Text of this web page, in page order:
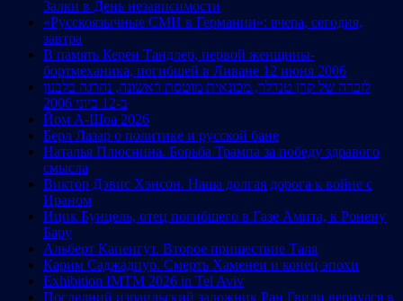
Залки в День независимости
«Русскоязычные СМИ в Германии»: вчера, сегодня,
завтра
В память Керен Тандлер, первой женщины-
бортмеханика, погибшей в Ливане 12 июня 2006
לזכרה של קרן טנדלר, מכונאית מוטסת ראשונה, נהרגה בלבנון
ב-12 ביוני 2006
Йом А-Шоа 2026
Берл Лазар о политике и русской бане
Наталья Плюснина. Борьба Трампа за победу здравого
смысла
Виктор Дэвис Хэнсон. Наша долгая дорога к войне с
Ираном
Ицик Бунцель, отец погибшего в Газе Амита, к Ронену
Бару
Альберт Капенгут. Второе пришествие Таля
Карим Саджадпур. Смерть Хаменеи и конец эпохи
Exhibition IMTM 2026 in Tel Aviv
Последний израильский заложник Ран Гвили вернулся в